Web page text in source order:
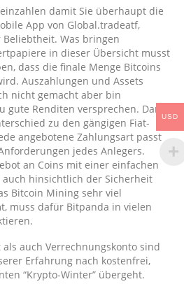
damit Sie überhaupt die
App von Global.tradeatf,
Was bringen
in dieser Übersicht musst
dass die finale Menge Bitcoins
Auszahlungen und Assets
nicht gemacht aber bin
gute Renditen versprechen. Darin
zu den gängigen Fiat-
angebotene Zahlungsart passt
jedes Anlegers.
an Coins mit einer einfachen
hinsichtlich der Sicherheit
Bitcoin Mining sehr viel
muss dafür Bitpanda in vielen
auch Verrechnungskonto sind
Erfahrung nach kostenfrei,
“Krypto-Winter” übergeht.
USD